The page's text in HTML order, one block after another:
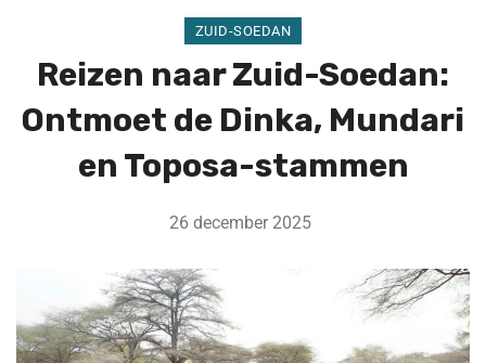
ZUID-SOEDAN
Reizen naar Zuid-Soedan:
Ontmoet de Dinka, Mundari
en Toposa-stammen
26 december 2025